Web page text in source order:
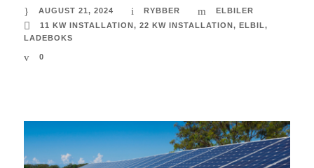
AUGUST 21, 2024 RYBBER
ELBILER
11 KW INSTALLATION , 22 KW INSTALLATION , ELBIL,
LADEBOKS
0